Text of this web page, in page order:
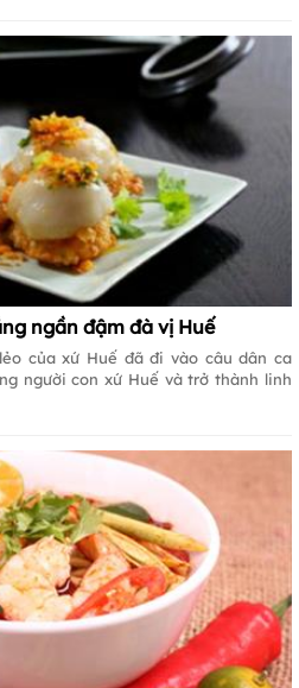
ngần đậm đà vị Huế
của xứ Huế đã đi vào câu dân ca
người con xứ Huế và trở thành linh